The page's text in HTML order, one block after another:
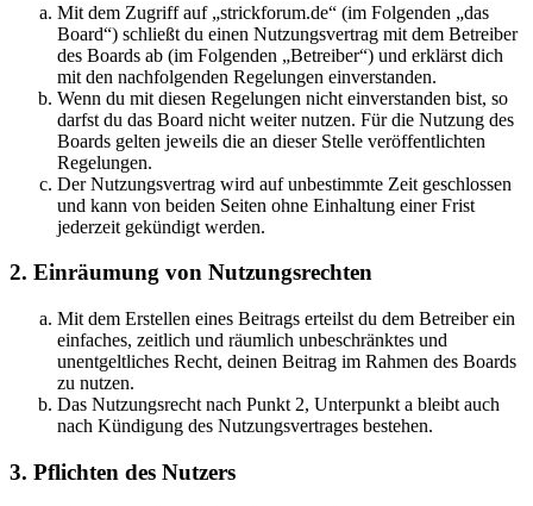
Mit dem Zugriff auf „strickforum.de“ (im Folgenden „das
Board“) schließt du einen Nutzungsvertrag mit dem Betreiber
des Boards ab (im Folgenden „Betreiber“) und erklärst dich
mit den nachfolgenden Regelungen einverstanden.
Wenn du mit diesen Regelungen nicht einverstanden bist, so
darfst du das Board nicht weiter nutzen. Für die Nutzung des
Boards gelten jeweils die an dieser Stelle veröffentlichten
Regelungen.
Der Nutzungsvertrag wird auf unbestimmte Zeit geschlossen
und kann von beiden Seiten ohne Einhaltung einer Frist
jederzeit gekündigt werden.
2. Einräumung von Nutzungsrechten
Mit dem Erstellen eines Beitrags erteilst du dem Betreiber ein
einfaches, zeitlich und räumlich unbeschränktes und
unentgeltliches Recht, deinen Beitrag im Rahmen des Boards
zu nutzen.
Das Nutzungsrecht nach Punkt 2, Unterpunkt a bleibt auch
nach Kündigung des Nutzungsvertrages bestehen.
3. Pflichten des Nutzers